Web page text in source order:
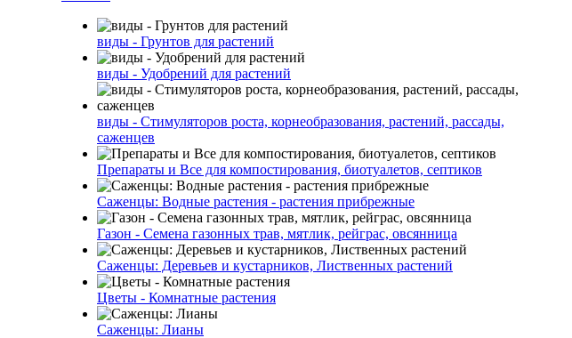
виды - Грунтов для растений
виды - Удобрений для растений
виды - Стимуляторов роста, корнеобразования, растений, рассады,
саженцев
Препараты и Все для компостирования, биотуалетов, септиков
Саженцы: Водные растения - растения прибрежные
Газон - Семена газонных трав, мятлик, рейграс, овсянница
Саженцы: Деревьев и кустарников, Лиственных растений
Цветы - Комнатные растения
Саженцы: Лианы